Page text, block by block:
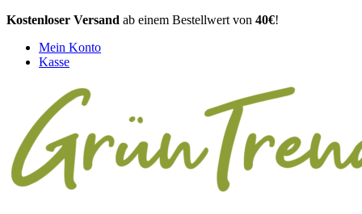
Kostenloser Versand ab einem Bestellwert von 40€!
Mein Konto
Kasse